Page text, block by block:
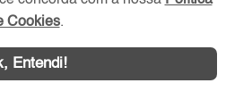
Cookies.
Entendi!